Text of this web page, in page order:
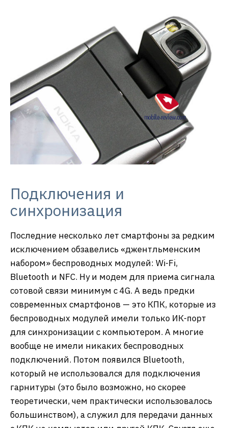
Подключения и
синхронизация
Последние несколько лет смартфоны за редким
исключением обзавелись «джентльменским
набором» беспроводных модулей: Wi-Fi,
Bluetooth и NFC. Ну и модем для приема сигнала
сотовой связи минимум с 4G. А ведь предки
современных смартфонов — это КПК, которые из
беспроводных модулей имели только ИК-порт
для синхронизации с компьютером. А многие
вообще не имели никаких беспроводных
подключений. Потом появился Bluetooth,
который не использовался для подключения
гарнитуры (это было возможно, но скорее
теоретически, чем практически использовалось
большинством), а служил для передачи данных